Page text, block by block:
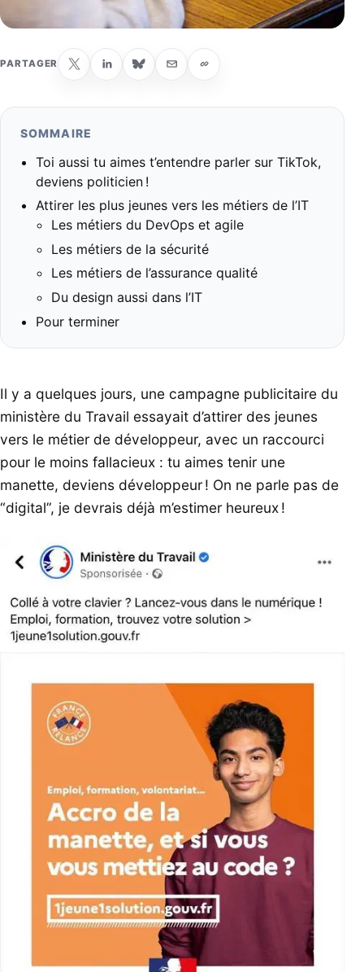
PARTAGER
SOMMAIRE
Toi aussi tu aimes t’entendre parler sur TikTok,
deviens politicien !
Attirer les plus jeunes vers les métiers de l’IT
Les métiers du DevOps et agile
Les métiers de la sécurité
Les métiers de l’assurance qualité
Du design aussi dans l’IT
Pour terminer
Il y a quelques jours, une campagne publicitaire du
ministère du Travail essayait d’attirer des jeunes
vers le métier de développeur, avec un raccourci
pour le moins fallacieux : tu aimes tenir une
manette, deviens développeur ! On ne parle pas de
“digital”, je devrais déjà m’estimer heureux !